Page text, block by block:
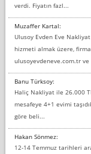
verdi. Fiyatın fazl...
Muzaffer Kartal:
Ulusoy Evden Eve
hizmeti almak üzere,
ulusoyevdeneve.com.tr
Banu Türksoy:
Haliç Nakliyat ile 26.000
mesafeye 4+1 evimi
göre beli...
Hakan Sönmez:
12-14 Temmuz tarihleri